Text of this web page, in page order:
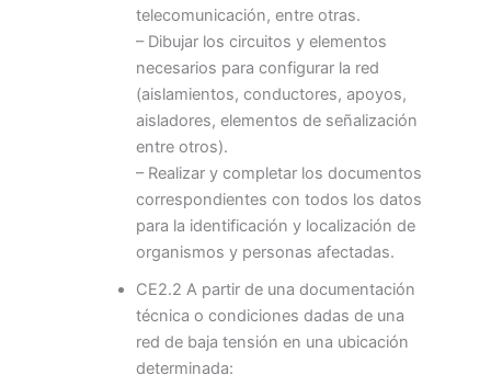
telecomunicación, entre otras.
– Dibujar los circuitos y elementos
necesarios para configurar la red
(aislamientos, conductores, apoyos,
aisladores, elementos de señalización
entre otros).
– Realizar y completar los documentos
correspondientes con todos los datos
para la identificación y localización de
organismos y personas afectadas.
CE2.2 A partir de una documentación
técnica o condiciones dadas de una
red de baja tensión en una ubicación
determinada: